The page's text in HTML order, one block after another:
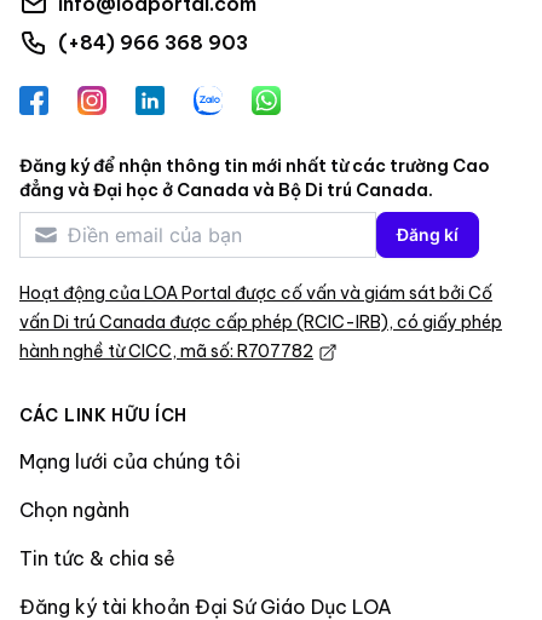
(+84) 966 368 903
FacebookInstagramLinkedInZalo WhatsApp
Đăng ký để nhận thông tin mới nhất từ các trường Cao
đẳng và Đại học ở Canada và Bộ Di trú Canada.
Đăng kí
Hoạt động của LOA Portal được cố vấn và giám sát bởi Cố
vấn Di trú Canada được cấp phép (RCIC-IRB), có giấy phép
hành nghề từ CICC, mã số: R707782
CÁC LINK HỮU ÍCH
Mạng lưới của chúng tôi
Chọn ngành
Tin tức & chia sẻ
Đăng ký tài khoản Đại Sứ Giáo Dục LOA